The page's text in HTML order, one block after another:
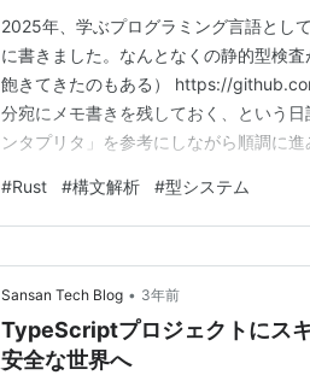
2025年、学ぶプログラミング言語とし
に書きました。なんとなくの静的型検
飽きてきたのもある） https://
分宛にメモ書きを残しておく、という
ンタプリタ」を参考にしながら順調に
の1冊、アウトプットはC言語コンパイ
#Rust #構文解析 #型システム
Sansan Tech Blog • 3年前
TypeScriptプロジェクトにス
安全な世界へ